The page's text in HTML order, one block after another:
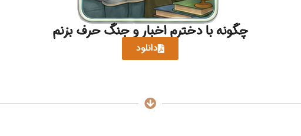
چگونه با دخترم اخبار و جنگ حرف بزنم
دانلود